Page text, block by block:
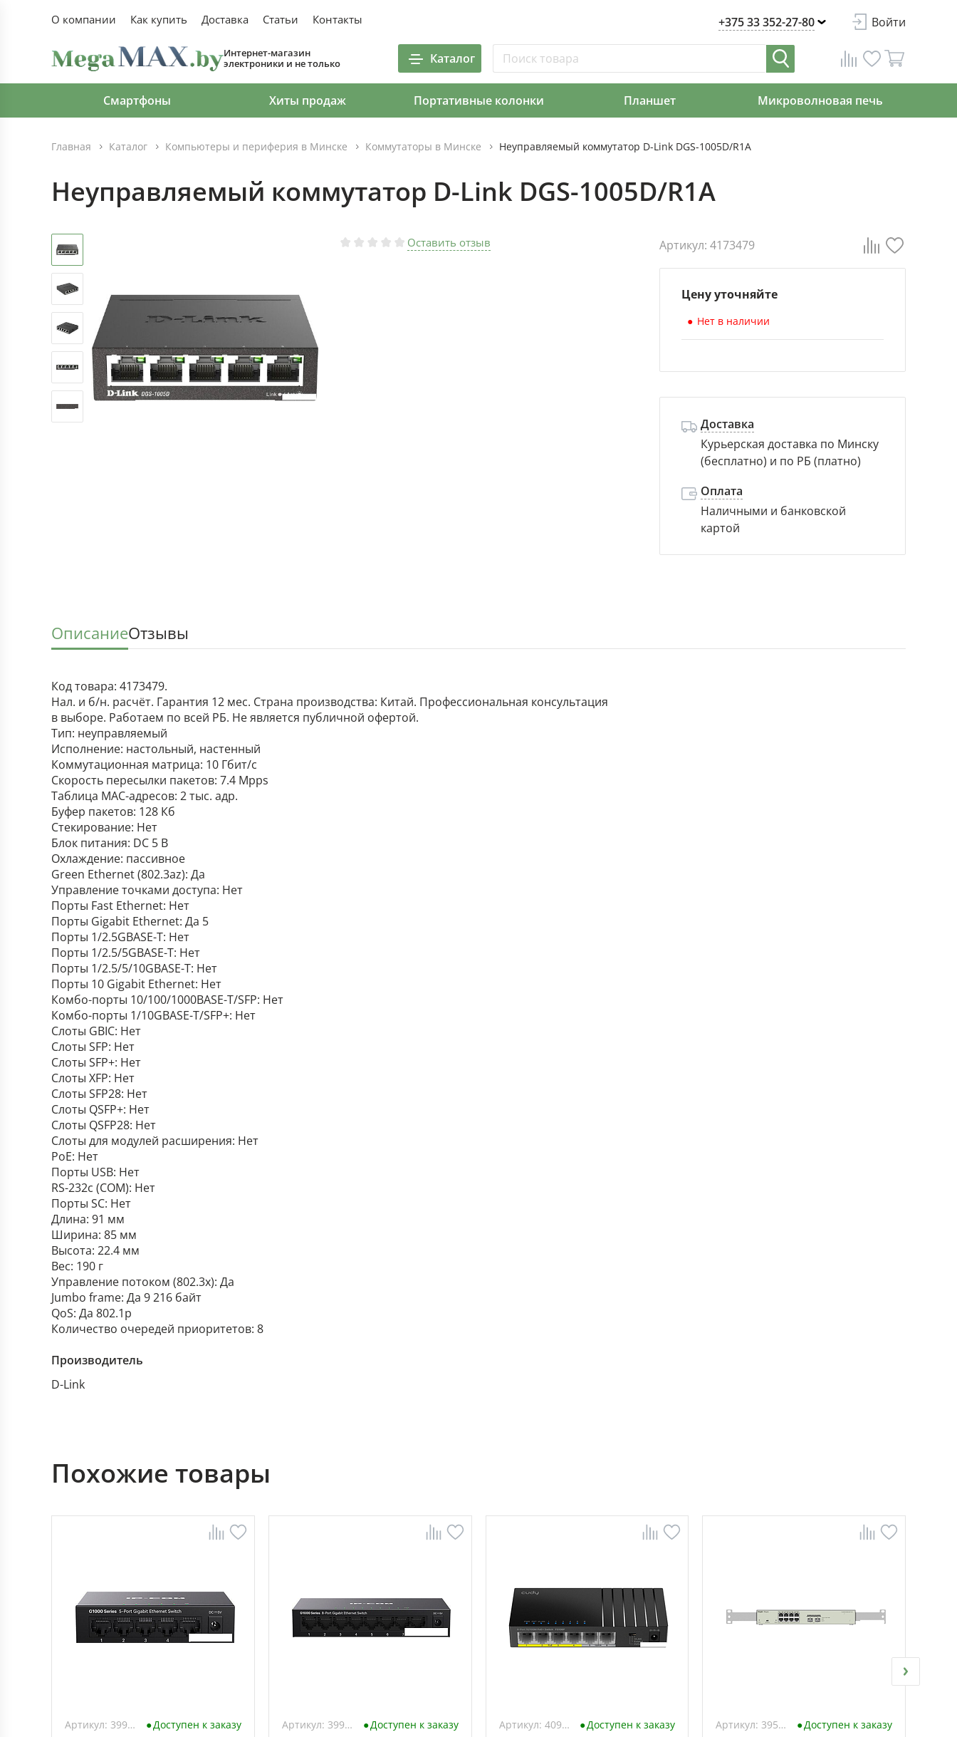
О компании Как купить Доставка Статьи Контакты +375 33 352-27-80 Войти
Интернет-магазин
электроники и не только
Каталог
Смартфоны Хиты продаж Портативные колонки Планшет Микроволновая печь
Главная Каталог Компьютеры и периферия в Минске Коммутаторы в Минске Неуправляемый коммутатор D-Link DGS-1005D/R1A
Неуправляемый коммутатор D-Link DGS-1005D/R1A
Оставить отзыв Артикул: 4173479
Цену уточняйте
Нет в наличии
Доставка
Курьерская доставка по Минску
(бесплатно) и по РБ (платно)
Оплата
Наличными и банковской
картой
ОписаниеОтзывы
Код товара: 4173479.
Нал. и б/н. расчёт. Гарантия 12 мес. Страна производства: Китай. Профессиональная консультация
в выборе. Работаем по всей РБ. Не является публичной офертой.
Тип: неуправляемый
Исполнение: настольный, настенный
Коммутационная матрица: 10 Гбит/с
Скорость пересылки пакетов: 7.4 Mpps
Таблица MAC-адресов: 2 тыс. адр.
Буфер пакетов: 128 Кб
Стекирование: Нет
Блок питания: DC 5 В
Охлаждение: пассивное
Green Ethernet (802.3az): Да
Управление точками доступа: Нет
Порты Fast Ethernet: Нет
Порты Gigabit Ethernet: Да 5
Порты 1/2.5GBASE-T: Нет
Порты 1/2.5/5GBASE-T: Нет
Порты 1/2.5/5/10GBASE-T: Нет
Порты 10 Gigabit Ethernet: Нет
Комбо-порты 10/100/1000BASE-T/SFP: Нет
Комбо-порты 1/10GBASE-T/SFP+: Нет
Слоты GBIC: Нет
Слоты SFP: Нет
Слоты SFP+: Нет
Слоты XFP: Нет
Слоты SFP28: Нет
Слоты QSFP+: Нет
Слоты QSFP28: Нет
Слоты для модулей расширения: Нет
PoE: Нет
Порты USB: Нет
RS-232c (COM): Нет
Порты SC: Нет
Длина: 91 мм
Ширина: 85 мм
Высота: 22.4 мм
Вес: 190 г
Управление потоком (802.3x): Да
Jumbo frame: Да 9 216 байт
QoS: Да 802.1p
Количество очередей приоритетов: 8
Производитель
D-Link
Похожие товары
Артикул: 3994078 Доступен к заказу Артикул: 3990506 Доступен к заказу Артикул: 4098649 Доступен к заказу Артикул: 3959728 Доступен к заказу